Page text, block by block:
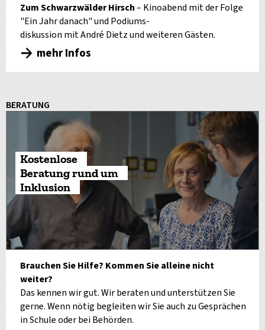
Zum Schwarzwälder Hirsch– Kinoabend mit der Folge
"Ein Jahr danach" und Podiums-
diskussion mit André Dietz und weiteren Gästen.
mehr Infos
BERATUNG
Kostenlose
Beratung rund um
Inklusion
Brauchen Sie Hilfe? Kommen Sie alleine nicht
weiter?
Das kennen wir gut. Wir beraten und unterstützen Sie
gerne. Wenn nötig begleiten wir Sie auch zu Gesprächen
in Schule oder bei Behörden.